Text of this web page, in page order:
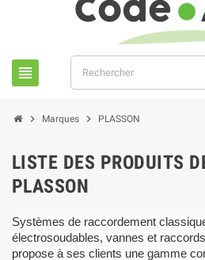
view_headline
chevron_right Marques chevron_right PLASSON
LISTE DES PRODUITS
PLASSON
Systèmes de raccordement
électrosoudables, vannes et
propose à ses clients une gamme